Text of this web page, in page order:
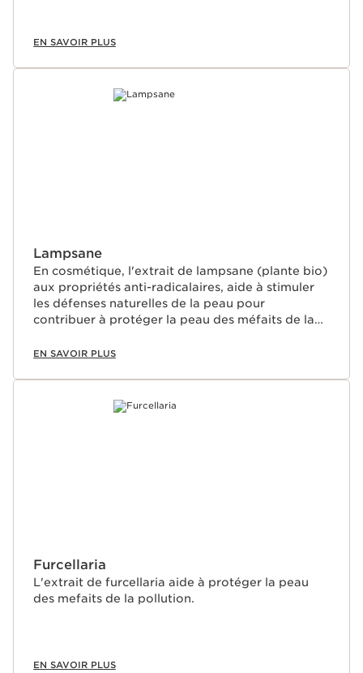
EN SAVOIR PLUS
Lampsane
En cosmétique, l'extrait de lampsane (plante bio)
aux propriétés anti-radicalaires, aide à stimuler
les défenses naturelles de la peau pour
contribuer à protéger la peau des méfaits de la
EN SAVOIR PLUS
Furcellaria
L'extrait de furcellaria aide à protéger la peau
des mefaits de la pollution.
EN SAVOIR PLUS